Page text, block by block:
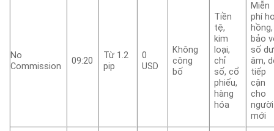
No
Commission
09:20
Từ 1.2
pip
0
USD
Không
công
bố
Tiền
tệ,
kim
loại,
chỉ
số, cổ
phiếu,
hàng
hóa
Miễn
phí
hồng,
bảo
số dư
âm,
tiếp
cận
cho
người
mới